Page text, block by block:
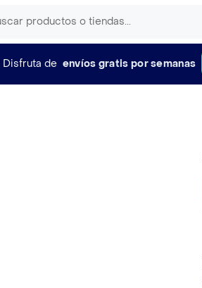
Disfruta de envíos gratis por semanas